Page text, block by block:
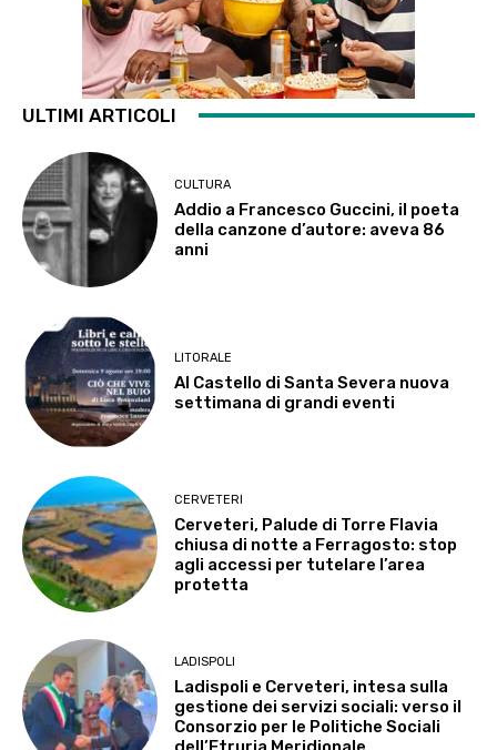
ULTIMI ARTICOLI
CULTURA
Addio a Francesco Guccini, il poeta
della canzone d’autore: aveva 86
anni
LITORALE
Al Castello di Santa Severa nuova
settimana di grandi eventi
CERVETERI
Cerveteri, Palude di Torre Flavia
chiusa di notte a Ferragosto: stop
agli accessi per tutelare l’area
protetta
LADISPOLI
Ladispoli e Cerveteri, intesa sulla
gestione dei servizi sociali: verso il
Consorzio per le Politiche Sociali